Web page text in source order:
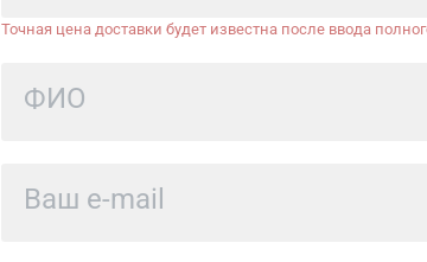
Точная цена доставки будет известна после ввода